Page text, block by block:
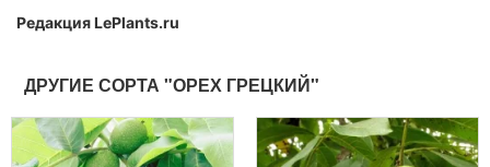
Редакция LePlants.ru
ДРУГИЕ СОРТА "ОРЕХ ГРЕЦКИЙ"